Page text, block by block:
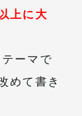
上に大
ーマで
めて書き